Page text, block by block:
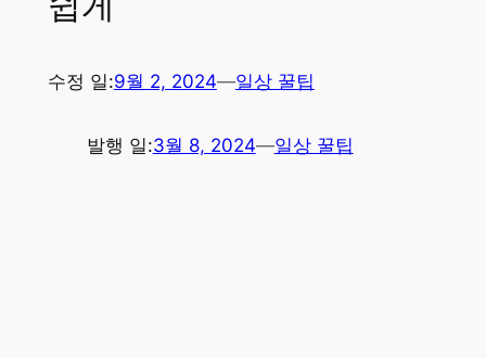
수정 일:9월 2, 2024—일상 꿀팁
발행 일:3월 8, 2024—일상 꿀팁